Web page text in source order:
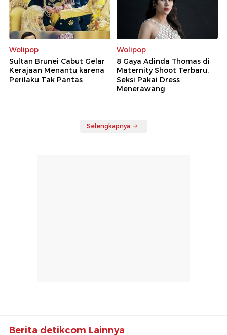
Wolipop
Sultan Brunei Cabut Gelar
Kerajaan Menantu karena
Perilaku Tak Pantas
Wolipop
8 Gaya Adinda Thomas di
Maternity Shoot Terbaru,
Seksi Pakai Dress
Menerawang
Selengkapnya
Berita detikcom Lainnya